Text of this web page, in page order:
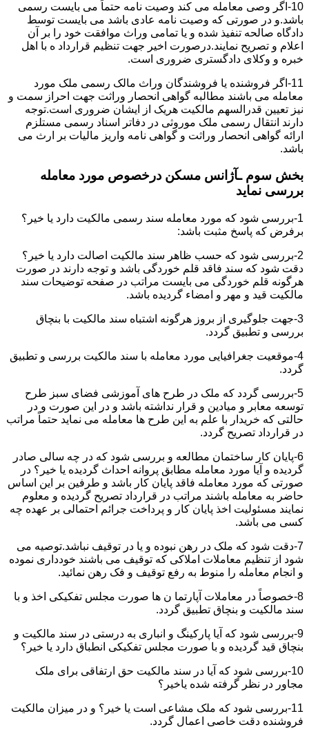
10-اگر وصی معامله می کند وصیت نامه حتماً می بایست رسمی
باشد.و در صورتی که وصیت نامه عادی باشد می بایست توسط
دادگاه صالحه تنفیذ شده و یا تمامی وراث موافقت خود را بر آن
اعلام و تصریح نمایند.درصورت اخیر جهت تنظیم قرارداد ه با اهل
خبره و وکلای دادگستری ضروری است.
11-اگر فروشنده یا فروشندگان وراث مالک رسمی ملک مورد
معامله می باشند مطالبه گواهی انحصار وراثت جهت احراز سمت و
نیز تعیین قدرالسهم مالکیت هریک از ایشان ضروری است.توجه
دارند انتقال رسمی ملک موروثی در دفاتر اسناد رسمی مستلزم
ارائه گواهی انحصار وراثت و گواهی نامه واریز مالیات بر ارث می
باشد.
بخش سوم ـآژانس مسکن درخصوص مورد معامله
بررسی نماید
1-بررسی شود که مورد معامله سند رسمی مالکیت دارد یا خیر؟
برفرض که پاسخ مثبت باشد:
2-بررسی شود که حسب ظاهر سند مالکیت اصالت دارد یا خیر؟
دقت شود که سند فاقد قلم خوردگی باشد و توجه دارند در صورت
هرگونه قلم خوردگی می بایست مراتب در صفحه توضیحات سند
مالکیت قید و مهر و امضاء گردیده باشد.
3-جهت جلوگیری از بروز هرگونه اشتباه سند مالکیت با بنچاق
بررسی و تطبیق گردد.
4-موقعیت جغرافیایی مورد معامله با سند مالکیت بررسی و تطبیق
گردد.
5-بررسی گردد که ملک در طرح های آموزشی فضای سبز طرح
توسعه معابر و میادین و قرار نداشته باشد و در این صورت و در
حالتی که خریدار با علم به این طرح ها معامله می نماید حتماً مراتب
در قرارداد تصریح گردد.
6-پایان کار ساختمان مطالعه و بررسی شود که در چه سالی صادر
گردیده و آیا مورد معامله مطابق پروانه احداث گردیده یا خیر؟ در
صورتی که مورد معامله فاقد پایان کار باشد و طرفین بر این اساس
حاضر به معامله باشند مراتب در قرارداد تصریح گردیده و معلوم
نمایند مسئولیت اخذ پایان کار و پرداخت جرائم احتمالی بر عهده چه
کسی می باشد.
7-دقت شود که ملک در رهن نبوده و یا در توقیف نباشد.توصیه می
شود از تنظیم معاملات املاکی که توقیف می باشند خودداری نموده
و انجام معامله را منوط به رفع توقیف و فک رهن نمائید.
8-خصوصاً در معاملات آپارتما ن ها صورت مجلس تفکیکی اخذ و با
سند مالکیت و بنچاق تطبیق گردد.
9-بررسی شود که آیا پارکینگ و انباری به درستی در سند مالکیت و
بنچاق قید گردیده و با صورت مجلس تفکیکی انطباق دارد یا خیر؟
10-بررسی شود که آیا در سند مالکیت حق ارتفاقی برای ملک
مجاور در نظر گرفته شده یاخیر؟
11-بررسی شود که ملک مشاعی است یا خیر؟ و در میزان مالکیت
فروشنده دقت خاصی اعمال گردد.